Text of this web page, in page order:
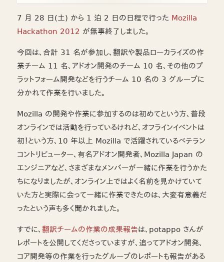
7 月 28 日(土) から 1 泊 2 日の日程で行った Mozilla
Hackathon 2012 が無事終了しました。
今回は、合計 31 名が参加し、翻訳や製品ローカライズの作
業チーム 11 名、アドオン開発のチーム 10 名、その他のプ
ラットフォーム開発などを行うチーム 10 名の 3 グループに
分かれて作業を行いました。
Mozilla の開発や作業に参加するのは初めてという方、普段
オンラインでは活動を行っているけれど、オフラインイベントは
初！という方、10 年以上 Mozilla で活躍されているベテラン
コントリビューター、有名アドオン開発者、Mozilla Japan の
エンジニアなど、さまざまなメンバーが一緒に作業を行うかた
ちになりましたが、オンライン上ではよく名前を見かけていて
いた方と実際に会って一緒に作業できたのは、大変有意義だ
ったという声も多く聞かれました。
すでに、 翻訳チームの作業の成果報告は、potappo さんが
レポートを公開してくださっていますが、追ってアドオン開発、
コア開発等の作業を行ったグループのレポートも報告がある